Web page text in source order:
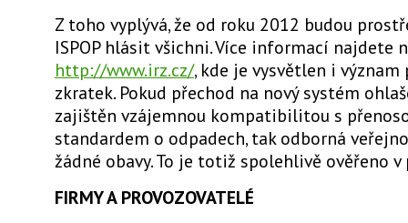
Z toho vyplývá, že od roku 2012 budou
ISPOP hlásit všichni. Více informací najdete
http://www.irz.cz/, kde je vysvětlen i význam
zkratek. Pokud přechod na nový systém
zajištěn vzájemnou kompatibilitou s
standardem o odpadech, tak odborná
žádné obavy. To je totiž spolehlivě ověřeno
FIRMY A PROVOZOVATELÉ